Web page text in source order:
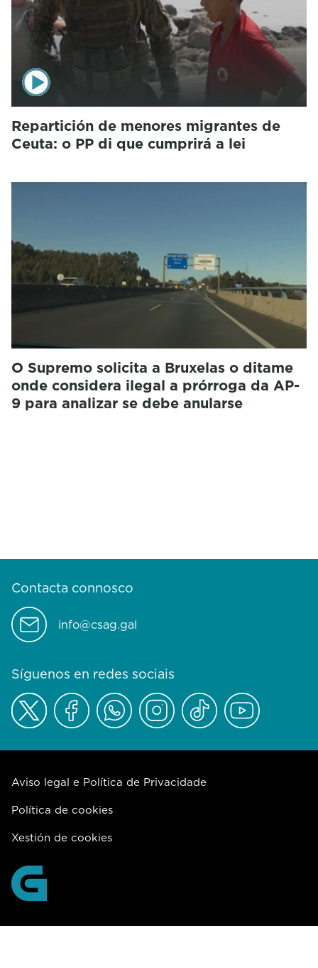
Repartición de menores migrantes de
Ceuta: o PP di que cumprirá a lei
O Supremo solicita a Bruxelas o ditame
onde considera ilegal a prórroga da AP-
9 para analizar se debe anularse
Contacta connosco
info@csag.gal
Síguenos en redes sociais
Aviso legal e Política de Privacidade
Política de cookies
Xestión de cookies